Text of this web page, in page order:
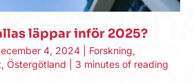
läppar inför 2025?
4, 2024 Forskning,
, Östergötland 3 minutes of reading